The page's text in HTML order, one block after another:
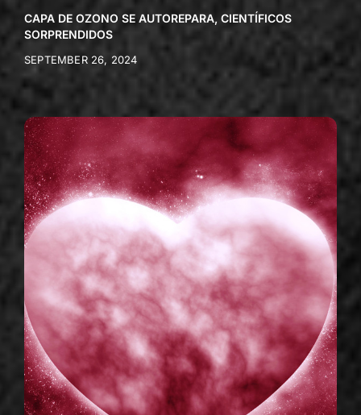
CAPA DE OZONO SE AUTOREPARA, CIENTÍFICOS
SORPRENDIDOS
SEPTEMBER 26, 2024